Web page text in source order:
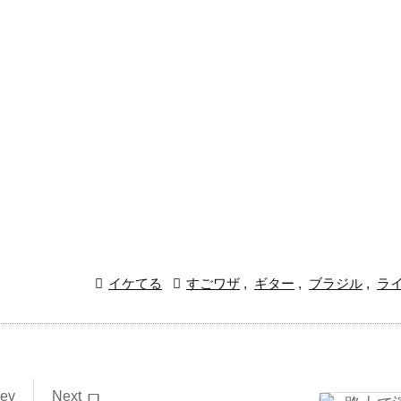
 イケてる  すごワザ , ギター , ブラジル , ラ
Next